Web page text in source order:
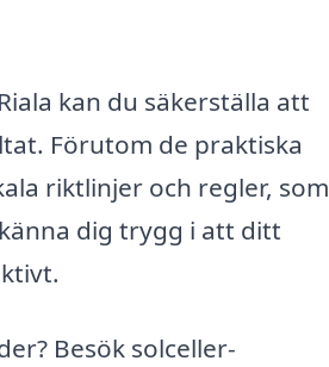
kan du säkerställa att
Förutom de praktiska
riktlinjer och regler, som
dig trygg i att ditt
Besök solceller-